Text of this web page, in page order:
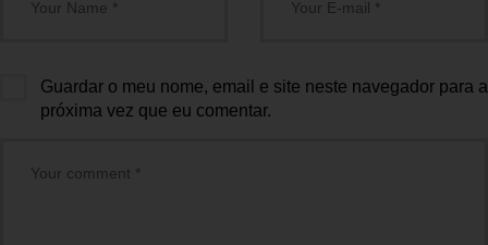
Guardar o meu nome, email e site neste navegador para a
próxima vez que eu comentar.